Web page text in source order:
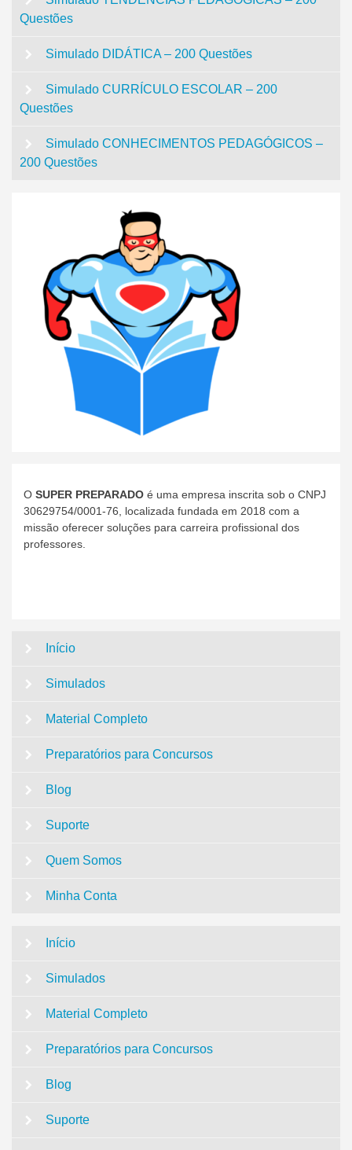
Questões
Simulado DIDÁTICA – 200 Questões
Simulado CURRÍCULO ESCOLAR – 200
Questões
Simulado CONHECIMENTOS PEDAGÓGICOS –
200 Questões
O SUPER PREPARADO é uma empresa inscrita sob o CNPJ
30629754/0001-76, localizada fundada em 2018 com a
missão oferecer soluções para carreira profissional dos
professores.
Início
Simulados
Material Completo
Preparatórios para Concursos
Blog
Suporte
Quem Somos
Minha Conta
Início
Simulados
Material Completo
Preparatórios para Concursos
Blog
Suporte